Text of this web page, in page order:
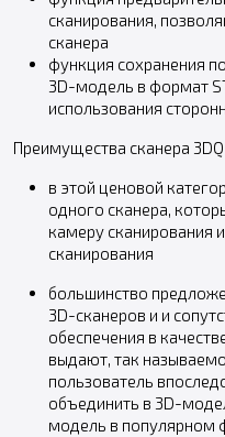
сканирования,
сканера
функция сохранения
3D-модель в формат
использования
Преимущества сканера 3DQ
в этой ценовой
одного сканера,
камеру сканирования
сканирования
большинство
3D-сканеров и и
обеспечения в
выдают, так
пользователь
объединить в 3D-
модель в популярном